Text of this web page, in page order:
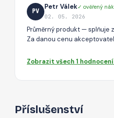
PV
Petr Válek✓ ověřený
02. 05. 2026
Průměrný produkt — splňuje
Za danou cenu
Zobrazit všech 1
Příslušenství